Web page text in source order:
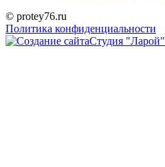
© protey76.ru
Политика конфиденциальности
Студия "Ларой"